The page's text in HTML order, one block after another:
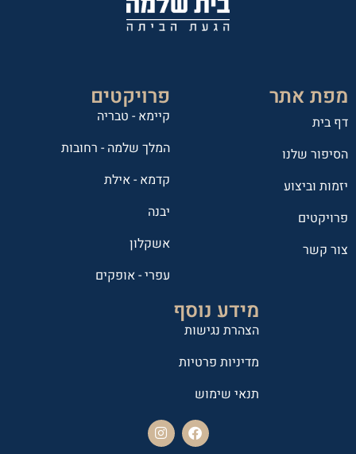
מפת אתר
דף בית
הסיפור שלנו
יזמות וביצוע
פרויקטים
צור קשר
פרויקטים
קיימא - טבריה
המלך שלמה - רחובות
קדמא - אילת
יבנה
אשקלון
עפרי - אופקים
מידע נוסף
הצהרת נגישות
מדיניות פרטיות
תנאי שימוש